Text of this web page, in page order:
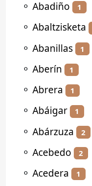
⚬ Abadiño 1
⚬ Abaltzisketa
⚬ Abanillas 1
⚬ Aberín 1
⚬ Abrera 1
⚬ Abáigar 1
⚬ Abárzuza 2
⚬ Acebedo 2
⚬ Acedera 1